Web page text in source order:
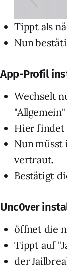
Tippt als
Nun
App-Profil
Wechselt
Hier findet
Nun
vertraut.
Bestätigt
Unc0ver
öffnet die
Tippt auf
der